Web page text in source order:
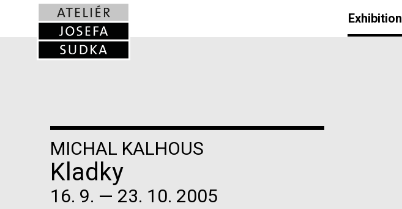
Exhibition
MICHAL KALHOUS
Kladky
16. 9. — 23. 10. 2005